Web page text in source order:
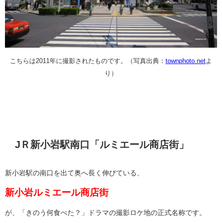
こちらは2011年に撮影されたものです。 （写真出典： townphoto.netよ
り）
JＲ新小岩駅南口「ルミエール商店街」
新小岩駅の南口を出て奥へ長く伸びている、
新小岩ルミエール商店街
が、「きのう何食べた？」ドラマの撮影ロケ地の正式名称です。